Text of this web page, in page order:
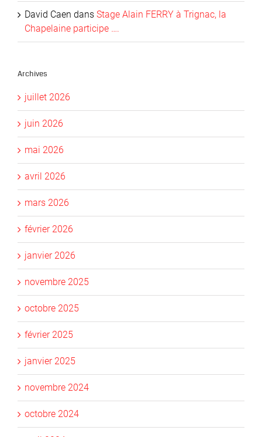
David Caen dans Stage Alain FERRY à Trignac, la
Chapelaine participe ….
Archives
juillet 2026
juin 2026
mai 2026
avril 2026
mars 2026
février 2026
janvier 2026
novembre 2025
octobre 2025
février 2025
janvier 2025
novembre 2024
octobre 2024